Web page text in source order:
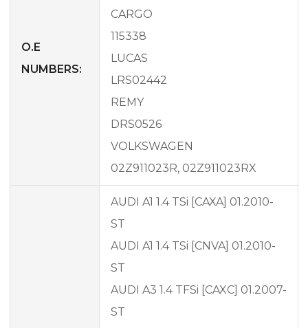
O.E
NUMBERS:
CARGO
115338
LUCAS
LRS02442
REMY
DRS0526
VOLKSWAGEN
02Z911023R, 02Z911023RX
AUDI A1 1.4 TSi [CAXA] 01.2010-
ST
AUDI A1 1.4 TSi [CNVA] 01.2010-
ST
AUDI A3 1.4 TFSi [CAXC] 01.2007-
ST